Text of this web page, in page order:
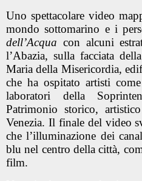
Uno spettacolare video
mondo sottomarino e i
dell’Acqua con alcuni
l’Abazia, sulla facciata
Maria della Misericordia,
che ha ospitato artisti
laboratori della
Patrimonio storico,
Venezia. Il finale del video
che l’illuminazione dei
blu nel centro della città,
film.